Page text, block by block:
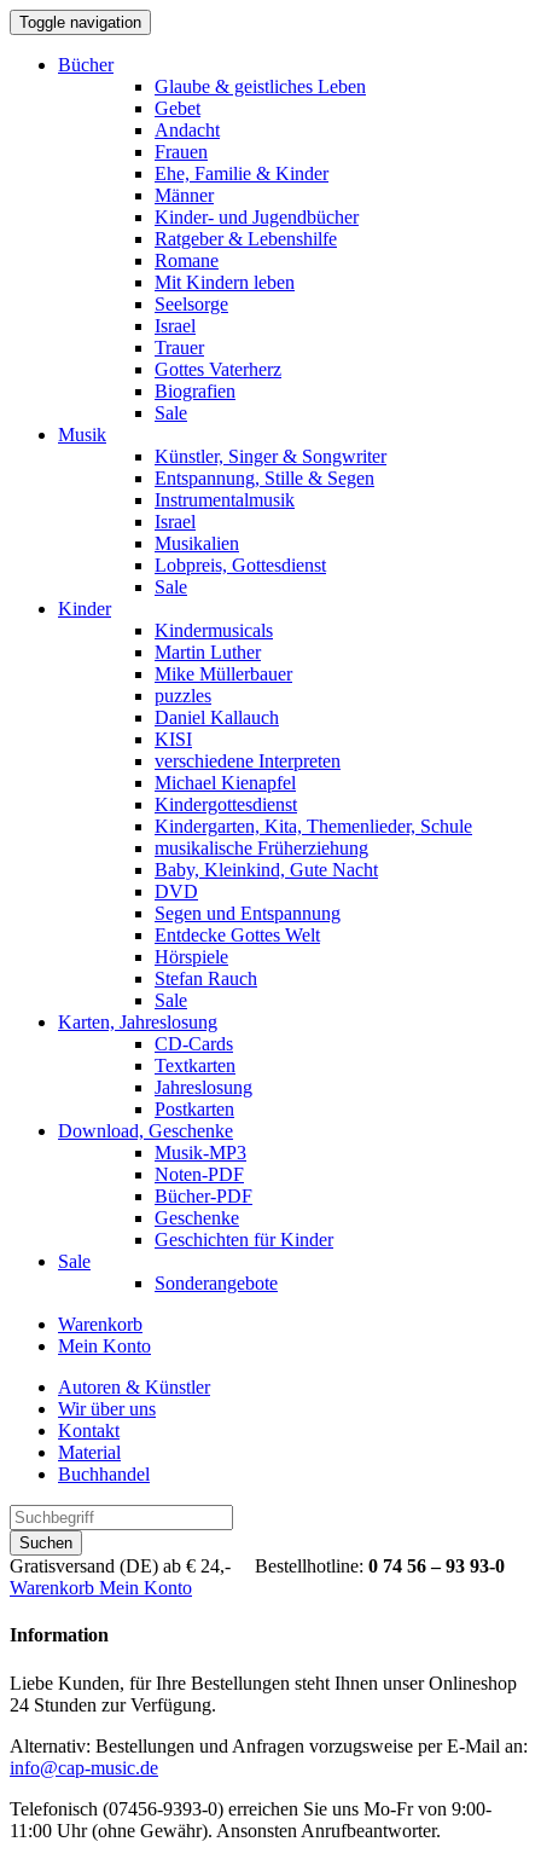
Toggle navigation
Bücher
Glaube & geistliches Leben
Gebet
Andacht
Frauen
Ehe, Familie & Kinder
Männer
Kinder- und Jugendbücher
Ratgeber & Lebenshilfe
Romane
Mit Kindern leben
Seelsorge
Israel
Trauer
Gottes Vaterherz
Biografien
Sale
Musik
Künstler, Singer & Songwriter
Entspannung, Stille & Segen
Instrumentalmusik
Israel
Musikalien
Lobpreis, Gottesdienst
Sale
Kinder
Kindermusicals
Martin Luther
Mike Müllerbauer
puzzles
Daniel Kallauch
KISI
verschiedene Interpreten
Michael Kienapfel
Kindergottesdienst
Kindergarten, Kita, Themenlieder, Schule
musikalische Früherziehung
Baby, Kleinkind, Gute Nacht
DVD
Segen und Entspannung
Entdecke Gottes Welt
Hörspiele
Stefan Rauch
Sale
Karten, Jahreslosung
CD-Cards
Textkarten
Jahreslosung
Postkarten
Download, Geschenke
Musik-MP3
Noten-PDF
Bücher-PDF
Geschenke
Geschichten für Kinder
Sale
Sonderangebote
Warenkorb
Mein Konto
Autoren & Künstler
Wir über uns
Kontakt
Material
Buchhandel
Suchen
Gratisversand (DE) ab € 24,- Bestellhotline: 0 74 56 – 93 93-0
Warenkorb Mein Konto
Information
Liebe Kunden, für Ihre Bestellungen steht Ihnen unser Onlineshop
24 Stunden zur Verfügung.
Alternativ: Bestellungen und Anfragen vorzugsweise per E-Mail an:
info@cap-music.de
Telefonisch (07456-9393-0) erreichen Sie uns Mo-Fr von 9:00-
11:00 Uhr (ohne Gewähr). Ansonsten Anrufbeantworter.